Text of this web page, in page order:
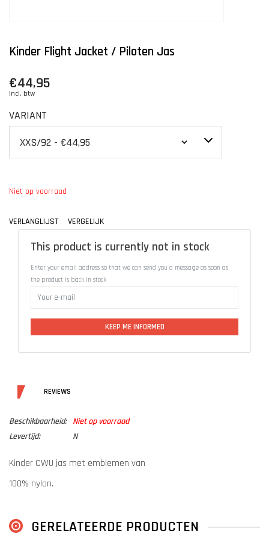
Kinder Flight Jacket / Piloten Jas
€44,95
Incl. btw
VARIANT
Niet op voorraad
VERLANGLIJST VERGELIJK
This product is currently not in stock
Enter your email address so that we can send you a message as soon as
the product is back in stock
KEEP ME INFORMED
DETAILSREVIEWS
Beschikbaarheid:
Niet op voorraad
Levertijd:
N
Kinder CWU jas met emblemen van
100% nylon.
GERELATEERDE PRODUCTEN